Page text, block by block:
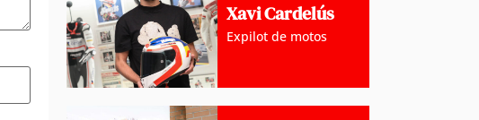
Xavi Cardelús
Expilot de motos